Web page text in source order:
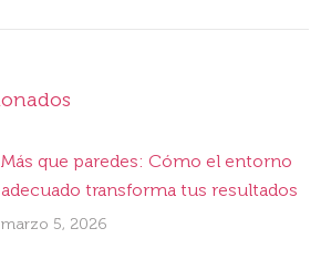
Más que paredes: Cómo el entorno
adecuado transforma tus resultados
marzo 5, 2026